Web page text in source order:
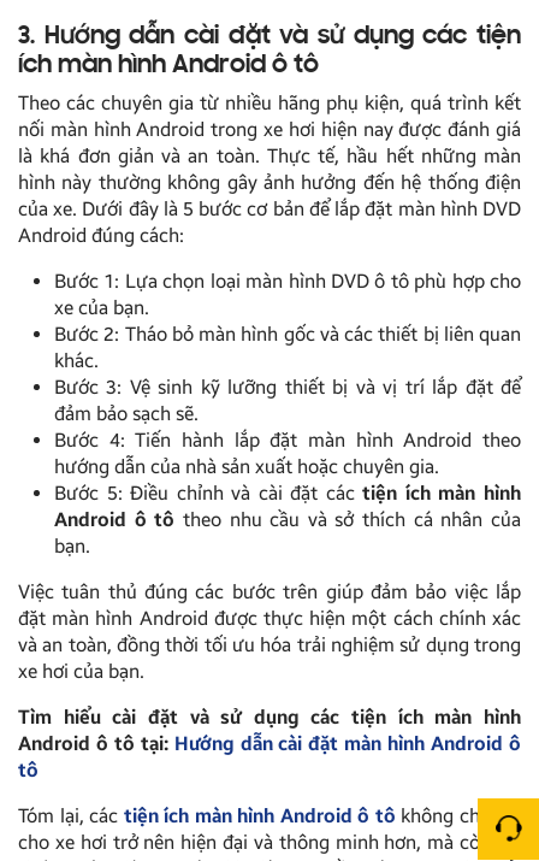
3. Hướng dẫn cài đặt và sử dụng các tiện
ích màn hình Android ô tô
Theo các chuyên gia từ nhiều hãng phụ kiện, quá trình kết
nối màn hình Android trong xe hơi hiện nay được đánh giá
là khá đơn giản và an toàn. Thực tế, hầu hết những màn
hình này thường không gây ảnh hưởng đến hệ thống điện
của xe. Dưới đây là 5 bước cơ bản để lắp đặt màn hình DVD
Android đúng cách:
Bước 1: Lựa chọn loại màn hình DVD ô tô phù hợp cho
xe của bạn.
Bước 2: Tháo bỏ màn hình gốc và các thiết bị liên quan
khác.
Bước 3: Vệ sinh kỹ lưỡng thiết bị và vị trí lắp đặt để
đảm bảo sạch sẽ.
Bước 4: Tiến hành lắp đặt màn hình Android theo
hướng dẫn của nhà sản xuất hoặc chuyên gia.
Bước 5: Điều chỉnh và cài đặt cáctiện ích màn hình
Android ô tô theo nhu cầu và sở thích cá nhân của
bạn.
Việc tuân thủ đúng các bước trên giúp đảm bảo việc lắp
đặt màn hình Android được thực hiện một cách chính xác
và an toàn, đồng thời tối ưu hóa trải nghiệm sử dụng trong
xe hơi của bạn.
Tìm hiểu cài đặt và sử dụng các tiện ích màn hình
Android ô tô tại: Hướng dẫn cài đặt màn hình Android ô
tô
Tóm lại, các tiện ích màn hình Android ô tô không chỉ làm
cho xe hơi trở nên hiện đại và thông minh hơn, mà còn cải